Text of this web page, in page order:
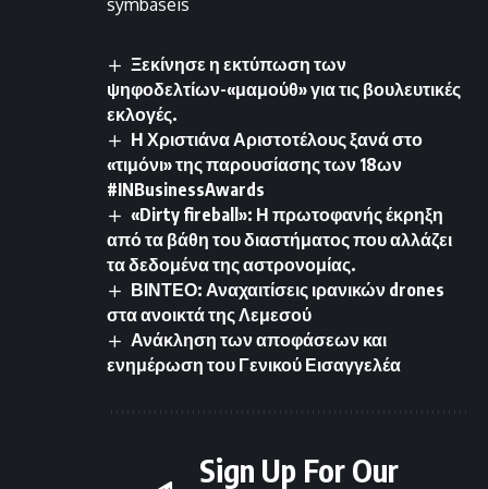
Ξεκίνησε η εκτύπωση των
ψηφοδελτίων-«μαμούθ» για τις βουλευτικές
εκλογές.
Η Χριστιάνα Αριστοτέλους ξανά στο
«τιμόνι» της παρουσίασης των 18ων
#INBusinessAwards
«Dirty fireball»: Η πρωτοφανής έκρηξη
από τα βάθη του διαστήματος που αλλάζει
τα δεδομένα της αστρονομίας.
ΒΙΝΤΕΟ: Αναχαιτίσεις ιρανικών drones
στα ανοικτά της Λεμεσού
Ανάκληση των αποφάσεων και
ενημέρωση του Γενικού Εισαγγελέα
Sign Up For Our